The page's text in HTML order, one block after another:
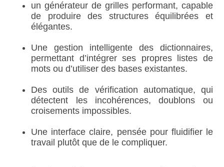
un générateur de grilles performant, capable
de produire des structures équilibrées et
élégantes.
Une gestion intelligente des dictionnaires,
permettant d’intégrer ses propres listes de
mots ou d’utiliser des bases existantes.
Des outils de vérification automatique, qui
détectent les incohérences, doublons ou
croisements impossibles.
Une interface claire, pensée pour fluidifier le
travail plutôt que de le compliquer.